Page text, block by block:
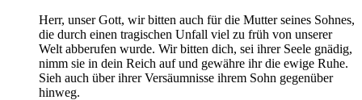
Herr, unser Gott, wir bitten auch für die Mutter seines Sohnes,
die durch einen tragischen Unfall viel zu früh von unserer
Welt abberufen wurde. Wir bitten dich, sei ihrer Seele gnädig,
nimm sie in dein Reich auf und gewähre ihr die ewige Ruhe.
Sieh auch über ihrer Versäumnisse ihrem Sohn gegenüber
hinweg.